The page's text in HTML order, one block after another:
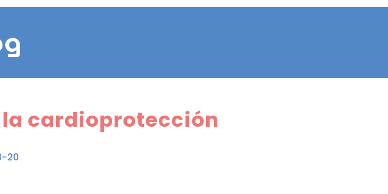
cardioprotección
20